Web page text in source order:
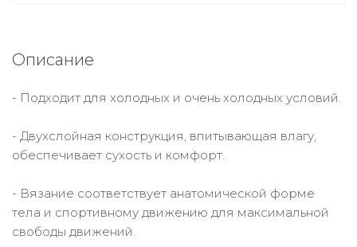
Описание
- Подходит для холодных и очень холодных условий.
- Двухслойная конструкция, впитывающая влагу,
обеспечивает сухость и комфорт.
- Вязание соответствует анатомической форме
тела и спортивному движению для максимальной
свободы движений.